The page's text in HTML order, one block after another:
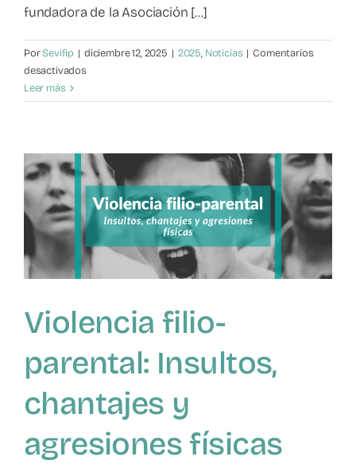
fundadora de la Asociación [...]
PorSevifip | diciembre 12, 2025 | 2025, Noticias | Comentarios
desactivadosen
filio-
juvenil
Leer más
Violencia filio-
parental: Insultos,
chantajes y
agresiones físicas